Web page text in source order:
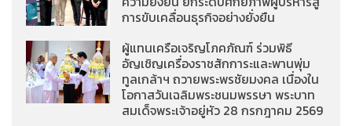
การขับเคลื่อนธุรกิจอย่างยั่งยืน
ผู้แทนเครือเจริญโภคภัณฑ์ ร่วมพิธี
อัญเชิญเครื่องราชสักการะและพานพุ่ม
ทูลเกล้าฯ ถวายพระพรชัยมงคล เนื่องใน
โอกาสวันเฉลิมพระชนมพรรษา พระบาท
สมเด็จพระเจ้าอยู่หัว 28 กรกฎาคม 2569